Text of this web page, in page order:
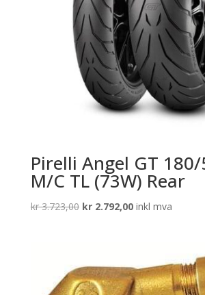
Pirelli Angel GT 180/
M/C TL (73W) Rear
kr3.723,00 Opprinnelig
kr2.792,00Nåværende
inkl mva